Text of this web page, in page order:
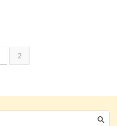
は実際の性格や特徴はどのような
猫なのかや、飼い方などについて
も詳しく解説しています。 愛ら
型の猫なので、事前に広めのスペ
2